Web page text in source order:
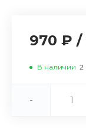
970 ₽ /
В наличии 2
-